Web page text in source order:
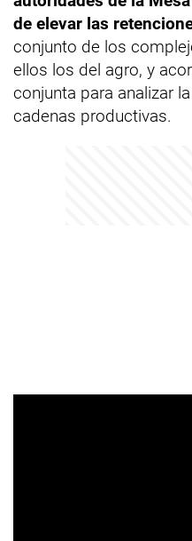
de elevar las
conjunto de los
ellos los del agro, y
conjunta para analizar
cadenas productivas.